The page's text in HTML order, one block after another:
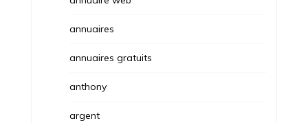
annuaires
annuaires gratuits
anthony
argent